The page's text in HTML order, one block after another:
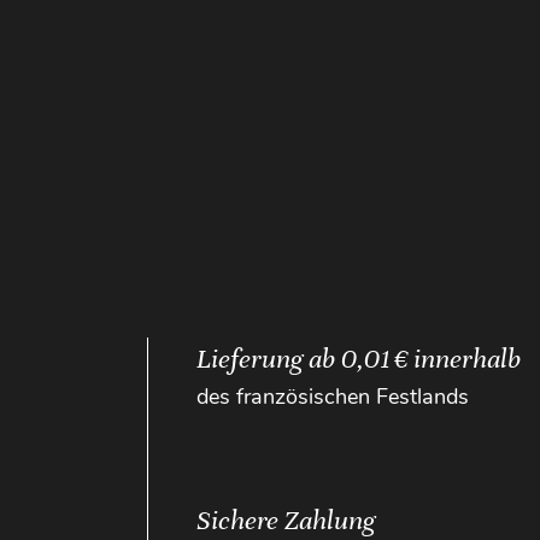
Lieferung ab 0,01 € innerhalb
des französischen Festlands
Sichere Zahlung